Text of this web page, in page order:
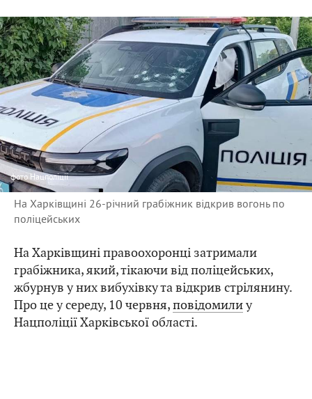
фотоНацполіції
На Харківщині 26-річний грабіжник відкрив вогонь по
поліцейських
На Харківщині правоохоронці затримали
грабіжника, який, тікаючи від поліцейських,
жбурнув у них вибухівку та відкрив стрілянину.
Про це у середу, 10 червня,повідомилиу
Нацполіції Харківської області.